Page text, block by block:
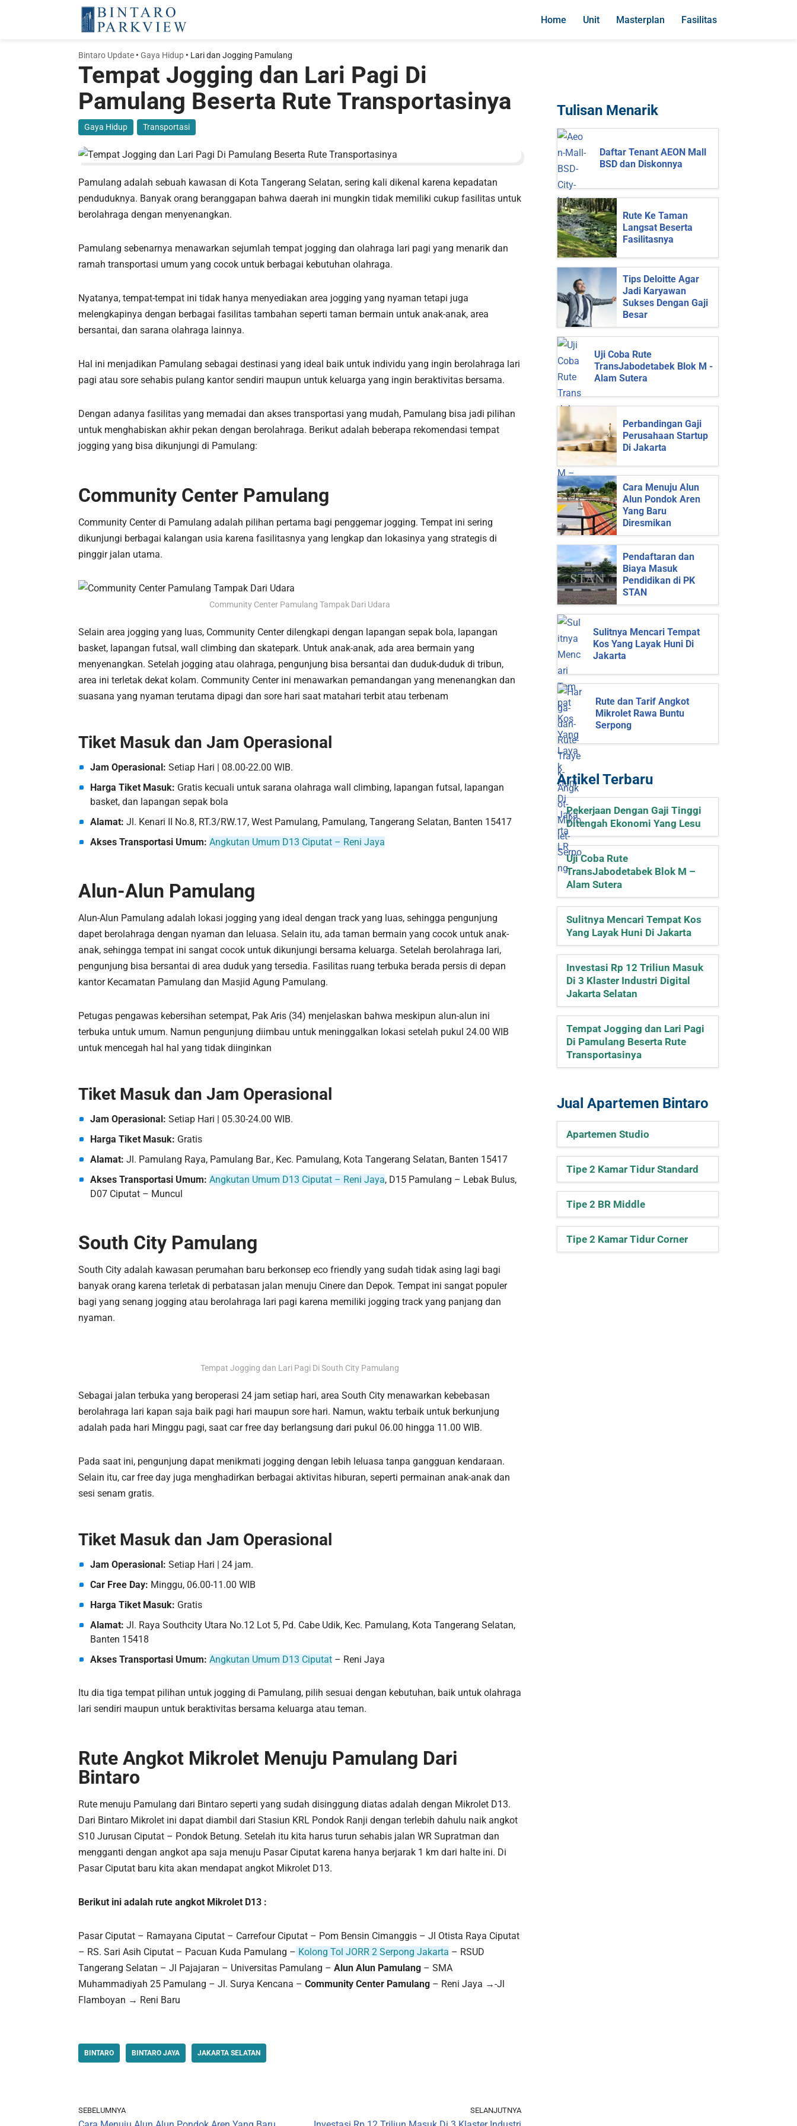
Home Unit Masterplan Fasilitas
Bintaro Update• Gaya Hidup• Lari dan Jogging Pamulang
Tempat Jogging dan Lari Pagi Di
Pamulang Beserta Rute Transportasinya
Gaya Hidup Transportasi
Pamulang adalah sebuah kawasan di Kota Tangerang Selatan, sering kali dikenal karena kepadatan
penduduknya. Banyak orang beranggapan bahwa daerah ini mungkin tidak memiliki cukup fasilitas untuk
berolahraga dengan menyenangkan.
Pamulang sebenarnya menawarkan sejumlah tempat jogging dan olahraga lari pagi yang menarik dan
ramah transportasi umum yang cocok untuk berbagai kebutuhan olahraga.
Nyatanya, tempat-tempat ini tidak hanya menyediakan area jogging yang nyaman tetapi juga
melengkapinya dengan berbagai fasilitas tambahan seperti taman bermain untuk anak-anak, area
bersantai, dan sarana olahraga lainnya.
Hal ini menjadikan Pamulang sebagai destinasi yang ideal baik untuk individu yang ingin berolahraga lari
pagi atau sore sehabis pulang kantor sendiri maupun untuk keluarga yang ingin beraktivitas bersama.
Dengan adanya fasilitas yang memadai dan akses transportasi yang mudah, Pamulang bisa jadi pilihan
untuk menghabiskan akhir pekan dengan berolahraga. Berikut adalah beberapa rekomendasi tempat
jogging yang bisa dikunjungi di Pamulang:
Community Center Pamulang
Community Center di Pamulang adalah pilihan pertama bagi penggemar jogging. Tempat ini sering
dikunjungi berbagai kalangan usia karena fasilitasnya yang lengkap dan lokasinya yang strategis di
pinggir jalan utama.
Community Center Pamulang Tampak Dari Udara
Selain area jogging yang luas, Community Center dilengkapi dengan lapangan sepak bola, lapangan
basket, lapangan futsal, wall climbing dan skatepark. Untuk anak-anak, ada area bermain yang
menyenangkan. Setelah jogging atau olahraga, pengunjung bisa bersantai dan duduk-duduk di tribun,
area ini terletak dekat kolam. Community Center ini menawarkan pemandangan yang menenangkan dan
suasana yang nyaman terutama dipagi dan sore hari saat matahari terbit atau terbenam
Tiket Masuk dan Jam Operasional
Jam Operasional: Setiap Hari | 08.00-22.00 WIB.
Harga Tiket Masuk: Gratis kecuali untuk sarana olahraga wall climbing, lapangan futsal, lapangan
basket, dan lapangan sepak bola
Alamat: Jl. Kenari II No.8, RT.3/RW.17, West Pamulang, Pamulang, Tangerang Selatan, Banten 15417
Akses Transportasi Umum: Angkutan Umum D13 Ciputat – Reni Jaya
Alun-Alun Pamulang
Alun-Alun Pamulang adalah lokasi jogging yang ideal dengan track yang luas, sehingga pengunjung
dapet berolahraga dengan nyaman dan leluasa. Selain itu, ada taman bermain yang cocok untuk anak-
anak, sehingga tempat ini sangat cocok untuk dikunjungi bersama keluarga. Setelah berolahraga lari,
pengunjung bisa bersantai di area duduk yang tersedia. Fasilitas ruang terbuka berada persis di depan
kantor Kecamatan Pamulang dan Masjid Agung Pamulang.
Petugas pengawas kebersihan setempat, Pak Aris (34) menjelaskan bahwa meskipun alun-alun ini
terbuka untuk umum. Namun pengunjung diimbau untuk meninggalkan lokasi setelah pukul 24.00 WIB
untuk mencegah hal hal yang tidak diinginkan
Tiket Masuk dan Jam Operasional
Jam Operasional: Setiap Hari | 05.30-24.00 WIB.
Harga Tiket Masuk: Gratis
Alamat: Jl. Pamulang Raya, Pamulang Bar., Kec. Pamulang, Kota Tangerang Selatan, Banten 15417
Akses Transportasi Umum: Angkutan Umum D13 Ciputat – Reni Jaya, D15 Pamulang – Lebak Bulus,
D07 Ciputat – Muncul
South City Pamulang
South City adalah kawasan perumahan baru berkonsep eco friendly yang sudah tidak asing lagi bagi
banyak orang karena terletak di perbatasan jalan menuju Cinere dan Depok. Tempat ini sangat populer
bagi yang senang jogging atau berolahraga lari pagi karena memiliki jogging track yang panjang dan
nyaman.
Tempat Jogging dan Lari Pagi Di South City Pamulang
Sebagai jalan terbuka yang beroperasi 24 jam setiap hari, area South City menawarkan kebebasan
berolahraga lari kapan saja baik pagi hari maupun sore hari. Namun, waktu terbaik untuk berkunjung
adalah pada hari Minggu pagi, saat car free day berlangsung dari pukul 06.00 hingga 11.00 WIB.
Pada saat ini, pengunjung dapat menikmati jogging dengan lebih leluasa tanpa gangguan kendaraan.
Selain itu, car free day juga menghadirkan berbagai aktivitas hiburan, seperti permainan anak-anak dan
sesi senam gratis.
Tiket Masuk dan Jam Operasional
Jam Operasional: Setiap Hari | 24 jam.
Car Free Day: Minggu, 06.00-11.00 WIB
Harga Tiket Masuk: Gratis
Alamat: Jl. Raya Southcity Utara No.12 Lot 5, Pd. Cabe Udik, Kec. Pamulang, Kota Tangerang Selatan,
Banten 15418
Akses Transportasi Umum: Angkutan Umum D13 Ciputat– Reni Jaya
Itu dia tiga tempat pilihan untuk jogging di Pamulang, pilih sesuai dengan kebutuhan, baik untuk olahraga
lari sendiri maupun untuk beraktivitas bersama keluarga atau teman.
Rute Angkot Mikrolet Menuju Pamulang Dari
Bintaro
Rute menuju Pamulang dari Bintaro seperti yang sudah disinggung diatas adalah dengan Mikrolet D13.
Dari Bintaro Mikrolet ini dapat diambil dari Stasiun KRL Pondok Ranji dengan terlebih dahulu naik angkot
S10 Jurusan Ciputat – Pondok Betung. Setelah itu kita harus turun sehabis jalan WR Supratman dan
mengganti dengan angkot apa saja menuju Pasar Ciputat karena hanya berjarak 1 km dari halte ini. Di
Pasar Ciputat baru kita akan mendapat angkot Mikrolet D13.
Berikut ini adalah rute angkot Mikrolet D13 :
Pasar Ciputat – Ramayana Ciputat – Carrefour Ciputat – Pom Bensin Cimanggis – Jl Otista Raya Ciputat
– RS. Sari Asih Ciputat – Pacuan Kuda Pamulang – Kolong Tol JORR 2 Serpong Jakarta – RSUD
Tangerang Selatan – Jl Pajajaran – Universitas Pamulang – Alun Alun Pamulang– SMA
Muhammadiyah 25 Pamulang – Jl. Surya Kencana – Community Center Pamulang– Reni Jaya →-Jl
Flamboyan → Reni Baru
BINTARO BINTARO JAYA JAKARTA SELATAN
SEBELUMNYA SELANJUTNYA
Tulisan Menarik
Daftar Tenant AEON Mall
BSD dan Diskonnya
Rute Ke Taman
Langsat Beserta
Fasilitasnya
Tips Deloitte Agar
Jadi Karyawan
Sukses Dengan Gaji
Besar
Uji Coba Rute
TransJabodetabek Blok M -
Alam Sutera
Perbandingan Gaji
Perusahaan Startup
Di Jakarta
Cara Menuju Alun
Alun Pondok Aren
Yang Baru
Diresmikan
Pendaftaran dan
Biaya Masuk
Pendidikan di PK
STAN
Sulitnya Mencari Tempat
Kos Yang Layak Huni Di
Jakarta
Rute dan Tarif Angkot
Mikrolet Rawa Buntu
Serpong
Artikel Terbaru
Pekerjaan Dengan Gaji Tinggi
Ditengah Ekonomi Yang Lesu
Uji Coba Rute
TransJabodetabek Blok M –
Alam Sutera
Sulitnya Mencari Tempat Kos
Yang Layak Huni Di Jakarta
Investasi Rp 12 Triliun Masuk
Di 3 Klaster Industri Digital
Jakarta Selatan
Tempat Jogging dan Lari Pagi
Di Pamulang Beserta Rute
Transportasinya
Jual Apartemen Bintaro
Apartemen Studio
Tipe 2 Kamar Tidur Standard
Tipe 2 BR Middle
Tipe 2 Kamar Tidur Corner